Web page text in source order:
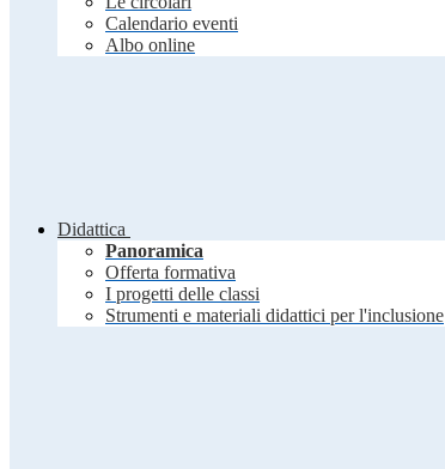
Calendario eventi
Albo online
Didattica
Panoramica
Offerta formativa
I progetti delle classi
Strumenti e materiali didattici per l'inclusione